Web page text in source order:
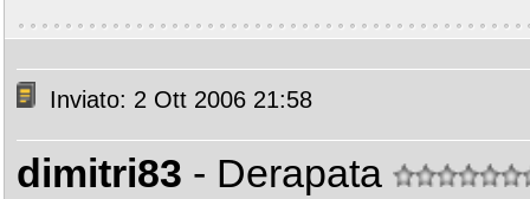
Inviato: 2 Ott 2006 21:58
dimitri83 - Derapata